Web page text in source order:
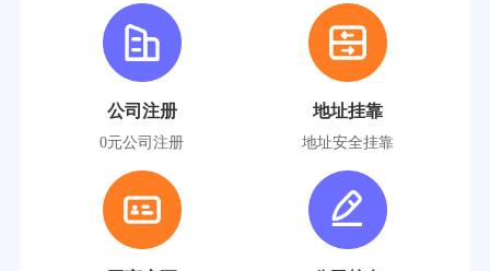
公司注册
0元公司注册
地址挂靠
地址安全挂靠